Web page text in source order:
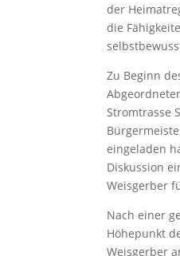
der
die
Zu Beginn
Stromtrasse
eingeladen
Diskussion
Weisgerber
Nach einer
Höhepunkt
Weisgerber